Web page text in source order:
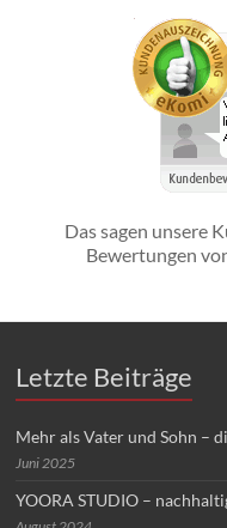
Das sagen unsere
Bewertungen
Letzte Beiträge
Mehr als Vater und Sohn –
Juni 2025
YOORA STUDIO –